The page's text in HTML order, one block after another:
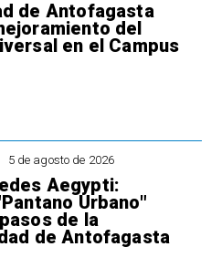
de Antofagasta
del
en el Campus
5 de agosto de 2026
Aegypti:
Urbano"
de la
de Antofagasta